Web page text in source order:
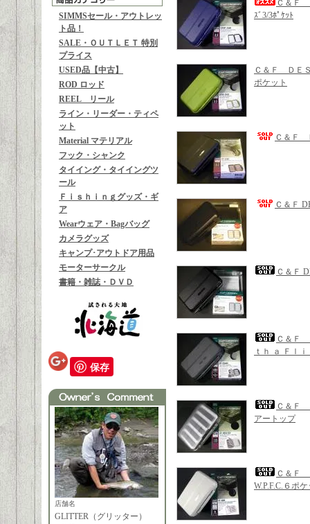
SIMMSセール・アウトレッ
ト品！
SALE・ＯＵＴＬＥＴ 特別
プライス
USED品【中古】
ROD ロッド
REEL リール
ライン・リーダー・ティペ
ット
Material マテリアル
フック・シャンク
タイイング・タイイングツ
ール
Ｆｉｓｈｉｎｇグッズ・ギ
ア
Wearウェア・Bagバッグ
カメラグッズ
キャンプ･アウトドア用品
モーターサークル
書籍・雑誌・ＤＶＤ
保存
店舗名
GLITTER（グリッター）
Ｃ＆Ｆ
ｽﾞ3/3ﾎﾟｹｯﾄ
Ｃ＆Ｆ ＤＥ
ポケット
Ｃ＆Ｆ
Ｃ＆Ｆ
Ｃ＆Ｆ
Ｃ＆Ｆ
ｔｈ ａ Ｆｌ
Ｃ＆Ｆ
アートップ
Ｃ＆Ｆ
W.P.F.C.６ポ